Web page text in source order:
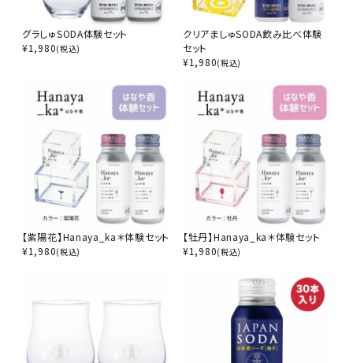
グラしゅSODA体験セット
¥1,980(税込)
クリアましゅSODA飲み比べ体験
セット
¥1,980(税込)
【紫陽花】Hanaya_ka＊体験セット
¥1,980(税込)
【牡丹】Hanaya_ka＊体験セット
¥1,980(税込)